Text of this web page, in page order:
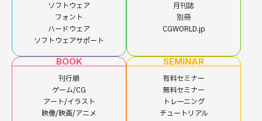
ソフトウェア
フォント
ハードウェア
ソフトウェアサポート
月刊誌
別冊
CGWORLD.jp
BOOK
刊行順
ゲーム/CG
アート/イラスト
映像/映画/アニメ
SEMINAR
有料セミナー
無料セミナー
トレーニング
チュートリアル